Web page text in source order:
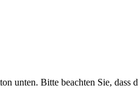
unten. Bitte beachten Sie, dass